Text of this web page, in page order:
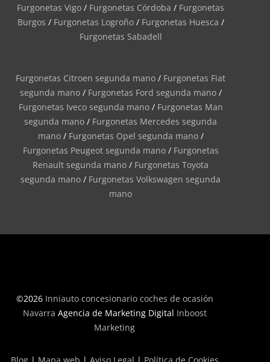
Furgonetas Vigo / Furgonetas Córdoba / Furgonetas
Burgos / Furgonetas Logroño/ Furgonetas Huesca /
Furgonetas Sabadell
Furgonetas Citroen segunda mano / Furgonetas Fiat
segunda mano/ Furgonetas Ford segunda mano/
Furgonetas Iveco segunda mano/ Furgonetas Man
segunda mano / Furgonetas Mercedes segunda
mano/ Furgonetas Opel segunda mano/
Furgonetas Peugeot segunda mano/ Furgonetas
Renault segunda mano / Furgonetas Toyota
segunda mano / Furgonetas Volkswagen segunda
mano
©2026 Inniauto concesionario coches de ocasión
Navarra Agencia de Marketing Digital Inboost
Marketing